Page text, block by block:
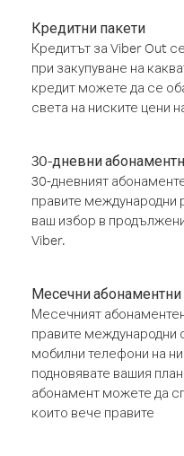
Кредитни пакети
Кредитът за Viber Out
при закупуване на
кредит можете да се
света на ниските цени
30-дневни
30-дневният
правите международни
ваш избор в
Viber.
Месечни
Месечният
правите международни
мобилни телефони на
подновявате вашия
абонамент можете да
които вече правите